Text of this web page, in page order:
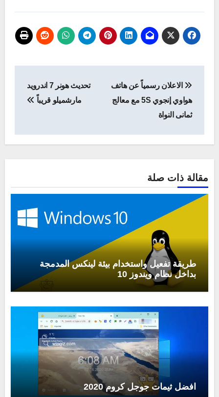
المقالات
الاعلان رسمياً عن هاتف
هواوي إنجوي 5S مع معالج
ثمانى النواة
تحديث هونر 7 اندرويد
مارشميلو قريباً
مقالة ذات صلة
طريقة تفعيل واستخدام بيئة لينكس المدمجة
بداخل نظام ويندوز 10
افضل ثيمات جوجل كروم 2020